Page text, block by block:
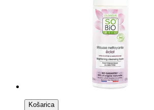
Košarica